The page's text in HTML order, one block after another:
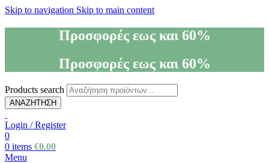
Skip to navigation Skip to main content
Προσφορές εως και 60%
Προσφορές εως και 60%
Products search
ΑΝΑΖΗΤΗΣΗ
Login / Register
0
0 items €0.00
Menu